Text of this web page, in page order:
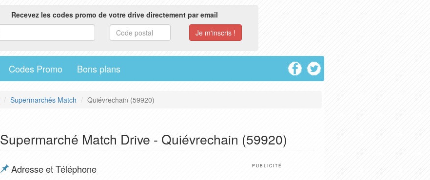
Recevez les codes promo de votre drive directement par email
Codes Promo Bons plans
Supermarchés Match Quiévrechain (59920)
Supermarché Match Drive - Quiévrechain (59920)
Adresse et Téléphone PUBLICITÉ